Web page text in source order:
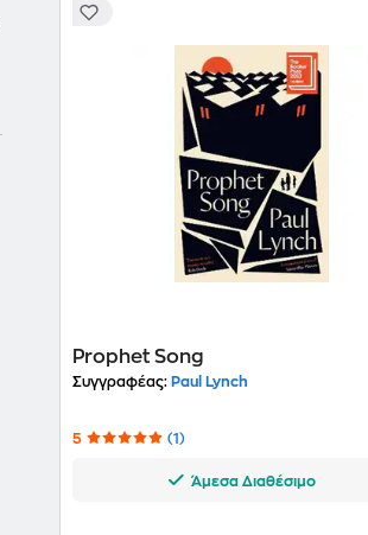
Prophet Song
Συγγραφέας: Paul Lynch
5 (1)
Άμεσα Διαθέσιμο